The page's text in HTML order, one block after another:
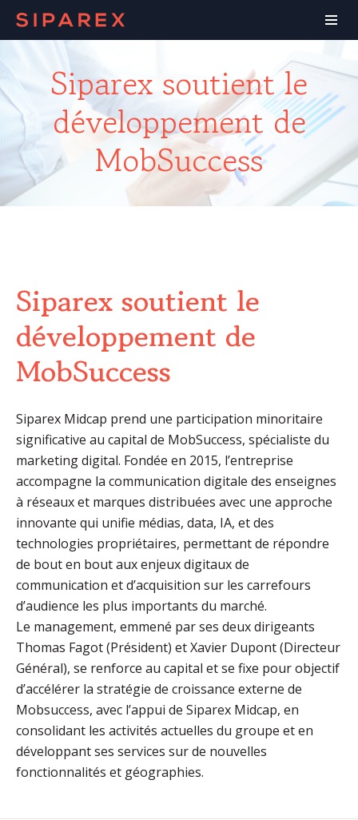
Siparex soutient le
développement de
MobSuccess
Siparex soutient le
développement de
MobSuccess
Siparex Midcap prend une participation minoritaire
significative au capital de MobSuccess, spécialiste du
marketing digital. Fondée en 2015, l’entreprise
accompagne la communication digitale des enseignes
à réseaux et marques distribuées avec une approche
innovante qui unifie médias, data, IA, et des
technologies propriétaires, permettant de répondre
de bout en bout aux enjeux digitaux de
communication et d’acquisition sur les carrefours
d’audience les plus importants du marché.
Le management, emmené par ses deux dirigeants
Thomas Fagot (Président) et Xavier Dupont (Directeur
Général), se renforce au capital et se fixe pour objectif
d’accélérer la stratégie de croissance externe de
Mobsuccess, avec l’appui de Siparex Midcap, en
consolidant les activités actuelles du groupe et en
développant ses services sur de nouvelles
fonctionnalités et géographies.